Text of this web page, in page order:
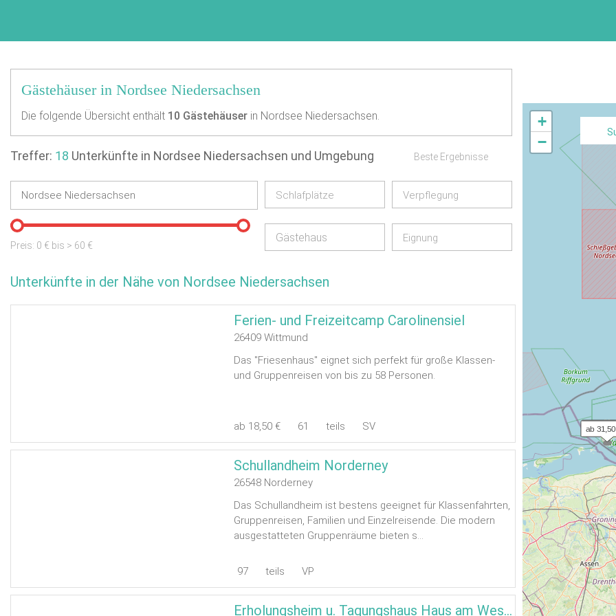
Gästehäuser in Nordsee Niedersachsen
Die folgende Übersicht enthält 10 Gästehäuser in Nordsee Niedersachsen.
Treffer: 18 Unterkünfte in Nordsee Niedersachsen und Umgebung Beste Ergebnisse
Schlafplätze Verpflegung
Preis: 0 € bis > 60 €
Gästehaus Eignung
Unterkünfte in der Nähe von Nordsee Niedersachsen
Ferien- und Freizeitcamp Carolinensiel
26409 Wittmund
Das "Friesenhaus" eignet sich perfekt für große Klassen-
und Gruppenreisen von bis zu 58 Personen.
ab 18,50 € 61 teils SV
Schullandheim Norderney
26548 Norderney
Das Schullandheim ist bestens geeignet für Klassenfahrten,
Gruppenreisen, Familien und Einzelreisende. Die modern
ausgestatteten Gruppenräume bieten s...
97 teils VP
Erholungsheim u. Tagungshaus Haus am Weststrand
ab
+
−